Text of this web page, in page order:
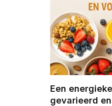
Een
gevarieerd